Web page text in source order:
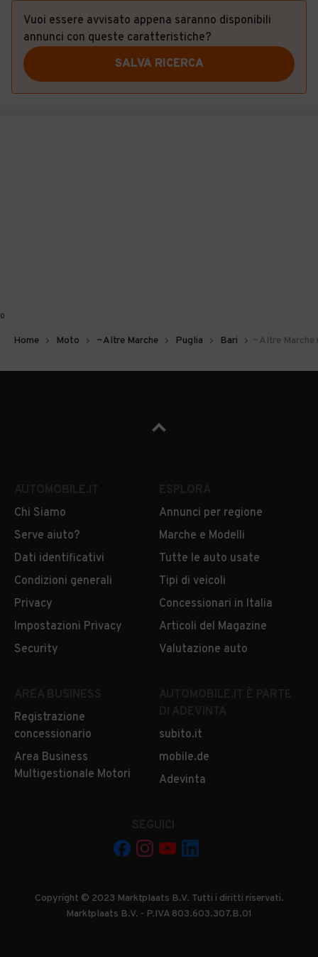
Vuoi essere avvisato appena saranno disponibili
annunci con queste caratteristiche?
SALVA RICERCA
0
Home Moto ~Altre Marche Puglia Bari ~Altre Marche
Chi Siamo
Serve aiuto?
Dati identificativi
Condizioni generali
Privacy
Impostazioni Privacy
Security
Annunci per regione
Marche e Modelli
Tutte le auto usate
Tipi di veicoli
Concessionari in Italia
Articoli del Magazine
Valutazione auto
Registrazione
concessionario
Area Business
Multigestionale Motori
subito.it
mobile.de
Adevinta
Copyright © 2023 Marktplaats B.V. Tutti i diritti riservati.
Marktplaats B.V. - P.IVA 803.603.307.B.01